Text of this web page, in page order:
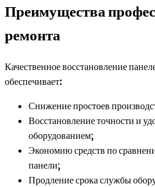
Преимущества
ремонта
Качественное восстановление
обеспечивает:
Снижение простоев
Восстановление точности и
оборудованием;
Экономию средств по
панели;
Продление срока службы